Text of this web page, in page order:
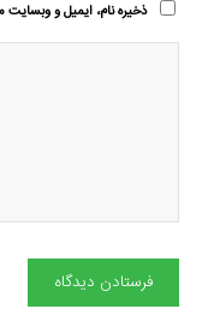
ذخیره نام، ایمیل و